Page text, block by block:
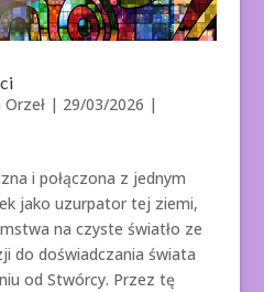
| 29/03/2026 |
i połączona z jednym
jako uzurpator tej ziemi,
na czyste światło ze
do doświadczania świata
od Stwórcy. Przez tę